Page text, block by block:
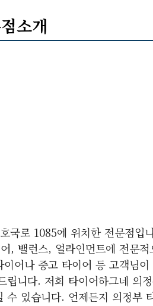
소개
국로 1085에 위치한 전문점입
, 밸런스, 얼라인먼트에 전문
어나 중고 타이어 등 고객님
립니다. 저희 타이어하그네 의
있습니다. 언제든지 의정부